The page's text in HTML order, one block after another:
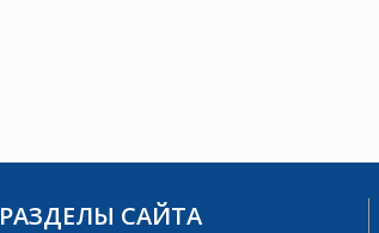
РАЗДЕЛЫ САЙТА